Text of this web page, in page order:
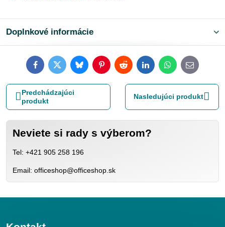
Doplnkové informácie
FacebookTwitterBlueskyPinterestRedditLinkedInWhatsApp
E-
mail
Predchádzajúci
produkt
Nasledujúci produkt
Neviete si rady s výberom?
Tel: +421 905 258 196
Email: officeshop@officeshop.sk